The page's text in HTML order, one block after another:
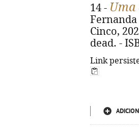
14 -
Fernanda
Cinco,
dead. -
Link